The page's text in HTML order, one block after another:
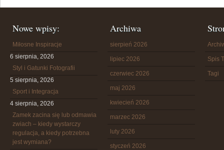
Nowe wpisy:
Miłosne Inspiracje
6 sierpnia, 2026
Styl i Gatunki Fotografii
5 sierpnia, 2026
Sport i Integracja
4 sierpnia, 2026
Zamek zacina się lub odmawia
zwiach – kiedy wystarczy
regulacja, a kiedy potrzebna
jest wymiana?
Archiwa
sierpień 2026
lipiec 2026
czerwiec 2026
maj 2026
kwiecień 2026
marzec 2026
luty 2026
styczeń 2026
Spis
Tagi